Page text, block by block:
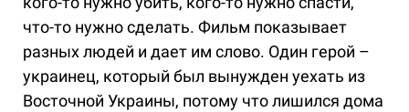
что-то нужно сделать. Фильм показывает
разных людей и дает им слово. Один герой –
украинец, который был вынужден уехать из
Восточной Украины, потому что лишился дома